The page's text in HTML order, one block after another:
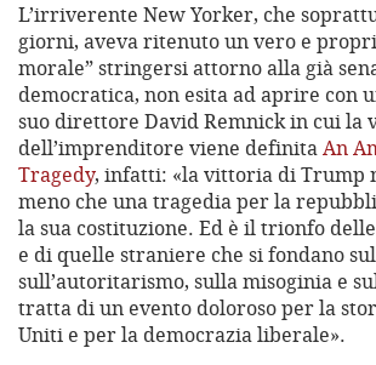
L’irriverente New Yorker, che
giorni, aveva ritenuto un vero e
morale” stringersi attorno alla già
democratica, non esita ad aprire con
suo direttore David Remnick in cui la
dell’imprenditore viene definitaAn
Tragedy, infatti: «la vittoria di Trump
meno che una tragedia per la
la sua costituzione. Ed è il trionfo
e di quelle straniere che si fondano
sull’autoritarismo, sulla misoginia e
tratta di un evento doloroso per la
Uniti e per la democrazia liberale».